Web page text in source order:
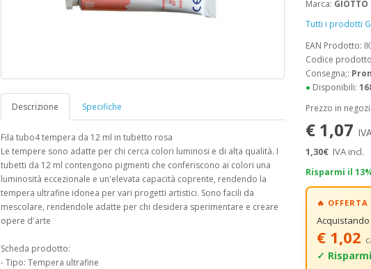
Descrizione Specifiche
Fila tubo4 tempera da 12 ml in tubetto rosa
Le tempere sono adatte per chi cerca colori luminosi e di alta qualità. I
tubetti da 12 ml contengono pigmenti che conferiscono ai colori una
luminosità eccezionale e un'elevata capacità coprente, rendendo la
tempera ultrafine idonea per vari progetti artistici. Sono facili da
mescolare, rendendole adatte per chi desidera sperimentare e creare
opere d'arte
Scheda prodotto:
- Tipo: Tempera ultrafine
Marca: GIOTTO
Tutti i prodotti
EAN Prodotto:
Codice
Consegna;:
● Disponibili:
Prezzo in
€ 1,07
1,30€ IVA incl.
Risparmi il
🔥
Acquistando
€ 1,02
✓